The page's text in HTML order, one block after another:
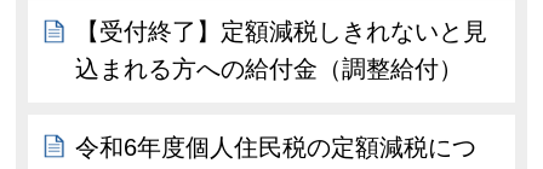
【受付終了】定額減税しきれないと見
込まれる方への給付金（調整給付）
令和6年度個人住民税の定額減税につ